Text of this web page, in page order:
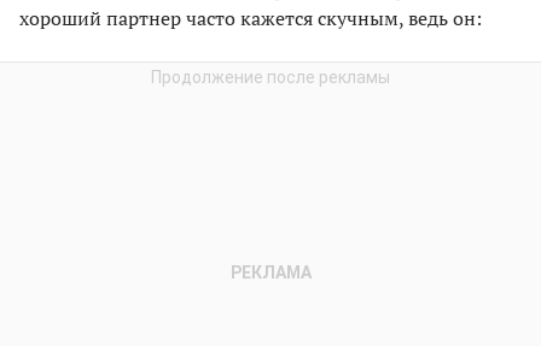
хороший партнер часто кажется скучным, ведь он: